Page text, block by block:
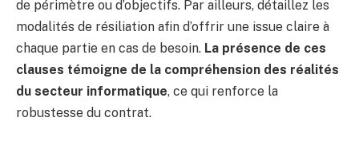
de périmètre ou d’objectifs. Par ailleurs, détaillez les
modalités de résiliation afin d’offrir une issue claire à
chaque partie en cas de besoin. La présence de ces
clauses témoigne de la compréhension des réalités
du secteur informatique, ce qui renforce la
robustesse du contrat.